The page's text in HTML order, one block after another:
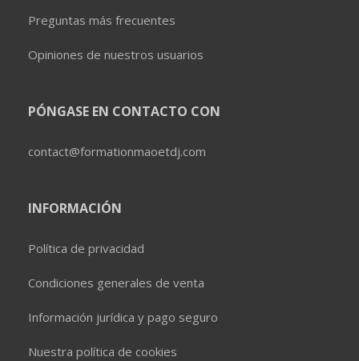
Preguntas más frecuentes
Opiniones de nuestros usuarios
PÓNGASE EN CONTACTO CON
contact@formationmaoetdj.com
INFORMACIÓN
Política de privacidad
Condiciones generales de venta
Información jurídica y pago seguro
Nuestra política de cookies